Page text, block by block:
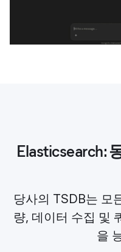
Elasticsearch:
당사의 TSDB는 모
량, 데이터 수집 및
을